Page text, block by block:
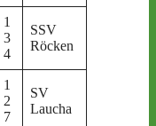
1
3
4
SSV
Röcken
1
2
7
SV
Laucha